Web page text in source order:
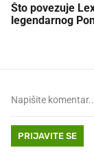
Što povezuje
legendarnog
PRIJAVITE SE